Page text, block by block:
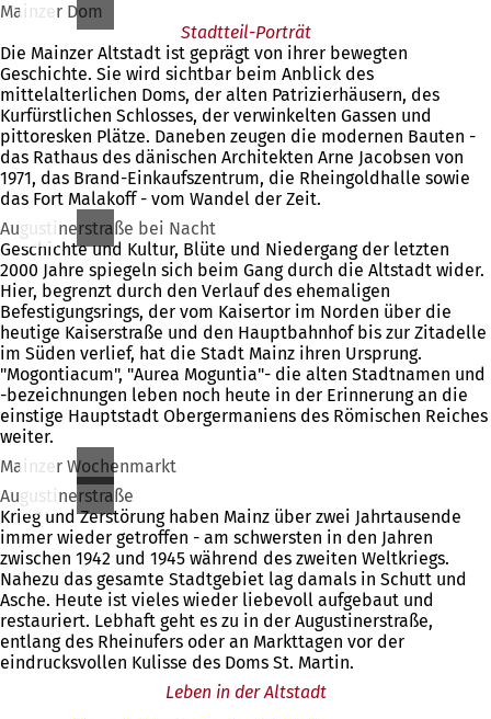
Mainzer Dom
Stadtteil-Porträt
Die Mainzer Altstadt ist geprägt von ihrer bewegten
Geschichte. Sie wird sichtbar beim Anblick des
mittelalterlichen Doms, der alten Patrizierhäusern, des
Kurfürstlichen Schlosses, der verwinkelten Gassen und
pittoresken Plätze. Daneben zeugen die modernen Bauten -
das Rathaus des dänischen Architekten Arne Jacobsen von
1971, das Brand-Einkaufszentrum, die Rheingoldhalle sowie
das Fort Malakoff - vom Wandel der Zeit.
Augustinerstraße bei Nacht
Geschichte und Kultur, Blüte und Niedergang der letzten
2000 Jahre spiegeln sich beim Gang durch die Altstadt wider.
Hier, begrenzt durch den Verlauf des ehemaligen
Befestigungsrings, der vom Kaisertor im Norden über die
heutige Kaiserstraße und den Hauptbahnhof bis zur Zitadelle
im Süden verlief, hat die Stadt Mainz ihren Ursprung.
"Mogontiacum", "Aurea Moguntia"- die alten Stadtnamen und
-bezeichnungen leben noch heute in der Erinnerung an die
einstige Hauptstadt Obergermaniens des Römischen Reiches
weiter.
Mainzer Wochenmarkt
Augustinerstraße
Krieg und Zerstörung haben Mainz über zwei Jahrtausende
immer wieder getroffen - am schwersten in den Jahren
zwischen 1942 und 1945 während des zweiten Weltkriegs.
Nahezu das gesamte Stadtgebiet lag damals in Schutt und
Asche. Heute ist vieles wieder liebevoll aufgebaut und
restauriert. Lebhaft geht es zu in der Augustinerstraße,
entlang des Rheinufers oder an Markttagen vor der
eindrucksvollen Kulisse des Doms St. Martin.
Leben in der Altstadt